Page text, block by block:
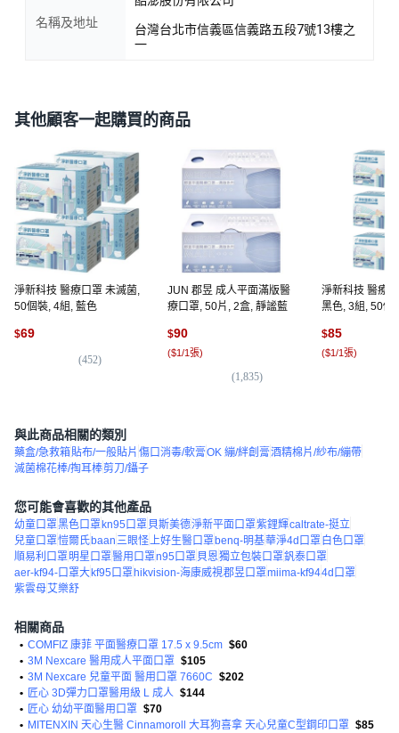
名稱及地址
台灣台北市信義區信義路五段7號13樓之
一
其他顧客一起購買的商品
淨新科技 醫療口罩 未滅菌,
50個裝, 4組, 藍色
$69
(452)
JUN 郡昱 成人平面滿版醫
療口罩, 50片, 2盒, 靜謐藍
$90
($1/1張)
(1,835)
淨新科技 醫療
黑色, 3組, 50個
$85
($1/1張)
與此商品相關的類別
藥盒/急救箱貼布/一般貼片 傷口消毒/軟膏OK 繃/絆創膏酒精棉片/紗布/繃帶
滅菌棉花棒/掏耳棒剪刀/鑷子
您可能會喜歡的其他產品
幼童口罩黑色口罩 kn95口罩貝斯美德淨新平面口罩紫鋰輝caltrate-挺立
兒童口罩愷爾氏baan三眼怪上好生醫口罩benq-明基華淨4d口罩 白色口罩
順易利口罩明星口罩醫用口罩n95口罩貝恩獨立包裝口罩釩泰口罩
aer-kf94-口罩大 kf95口罩 hikvision-海康威視郡昱口罩miima-kf944d口罩
紫雲母艾樂舒
相關商品
• COMFIZ 康菲 平面醫療口罩 17.5 x 9.5cm $60
• 3M Nexcare 醫用成人平面口罩 $105
• 3M Nexcare 兒童平面 醫用口罩 7660C $202
• 匠心 3D彈力口罩醫用級 L 成人 $144
• 匠心 幼幼平面醫用口罩 $70
• MITENXIN 天心生醫 Cinnamoroll 大耳狗喜拿 天心兒童C型鋼印口罩 $85